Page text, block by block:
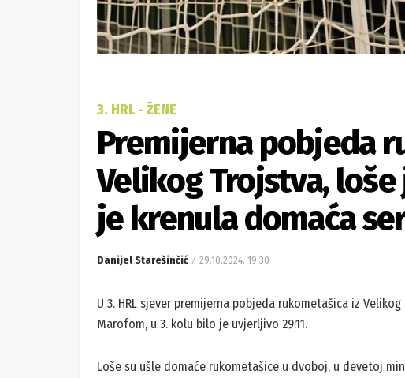
3. HRL - ŽENE
Premijerna pobjeda
Velikog Trojstva,
je krenula domaća
Danijel Starešinčić 29.10.2024. 19:30
U 3. HRL sjever premijerna pobjeda rukometašica iz
Marofom, u 3. kolu bilo je uvjerljivo 29:11.
Loše su ušle domaće rukometašice u dvoboj, u devetoj